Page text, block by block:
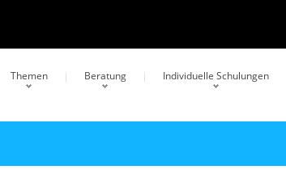
Themen Beratung Individuelle Schulungen